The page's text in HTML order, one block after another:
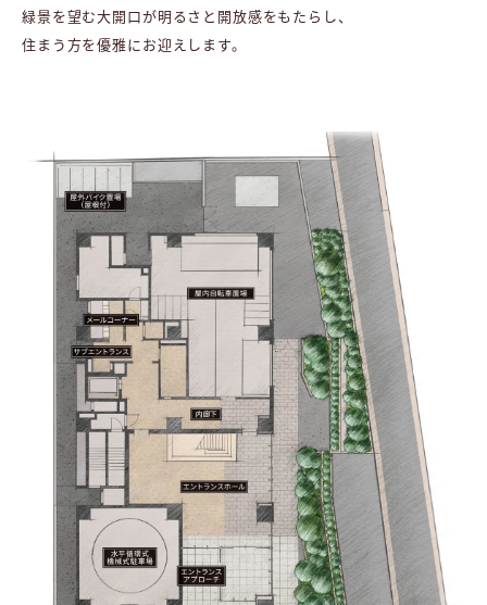
緑景を望む大開口が明るさと開放感をもたらし、
住まう方を優雅にお迎えします。